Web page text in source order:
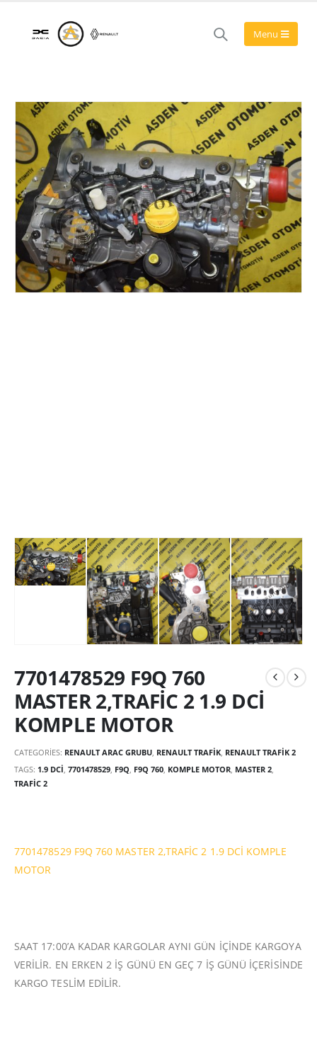
7701478529 F9Q 760
MASTER 2,TRAFİC 2 1.9 DCİ
KOMPLE MOTOR
CATEGORIES: RENAULT ARAC GRUBU, RENAULT TRAFIK, RENAULT TRAFIK 2
TAGS: 1.9 DCİ 7701478529 F9Q F9Q 760 KOMPLE MOTOR MASTER 2
TRAFİC 2
7701478529 F9Q 760 MASTER 2,TRAFİC 2 1.9 DCİ KOMPLE
MOTOR
SAAT 17:00’A KADAR KARGOLAR AYNI GÜN İÇİNDE KARGOYA
VERİLİR. EN ERKEN 2 İŞ GÜNÜ EN GEÇ 7 İŞ GÜNÜ İÇERİSİNDE
KARGO TESLİM EDİLİR.